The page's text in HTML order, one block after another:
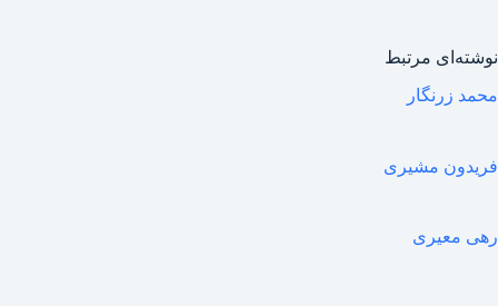
نوشته‌ای مرتبط
محمد زرنگار
فریدون مشیری
رهی معیری